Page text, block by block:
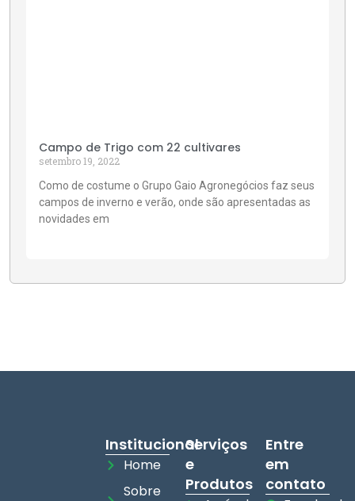
Campo de Trigo com 22 cultivares
setembro 19, 2022
Como de costume o Grupo Gaio Agronegócios faz seus
campos de inverno e verão, onde são apresentadas as
novidades em
Institucional
Home
Sobre
Serviços
e
Produtos
Entre
em
contato